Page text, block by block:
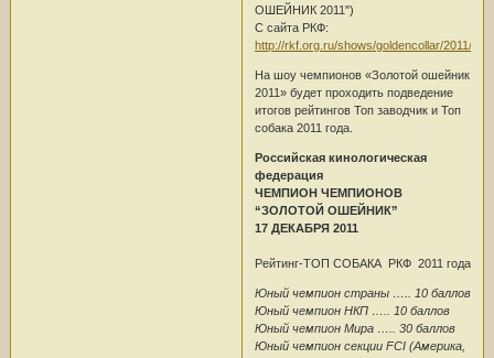
ОШЕЙНИК 2011")
С сайта РКФ:
http://rkf.org.ru/shows/goldencollar/2011/
На шоу чемпионов «Золотой ошейник
2011» будет проходить подведение
итогов рейтингов Топ заводчик и Топ
собака 2011 года.
Российская кинологическая
федерация
ЧЕМПИОН ЧЕМПИОНОВ
“ЗОЛОТОЙ ОШЕЙНИК”
17 ДЕКАБРЯ 2011
Рейтинг-ТОП СОБАКА РКФ 2011 года
Юный чемпион страны ….. 10 баллов
Юный чемпион НКП ….. 10 баллов
Юный чемпион Мира ….. 30 баллов
Юный чемпион секции FCI (Америка,